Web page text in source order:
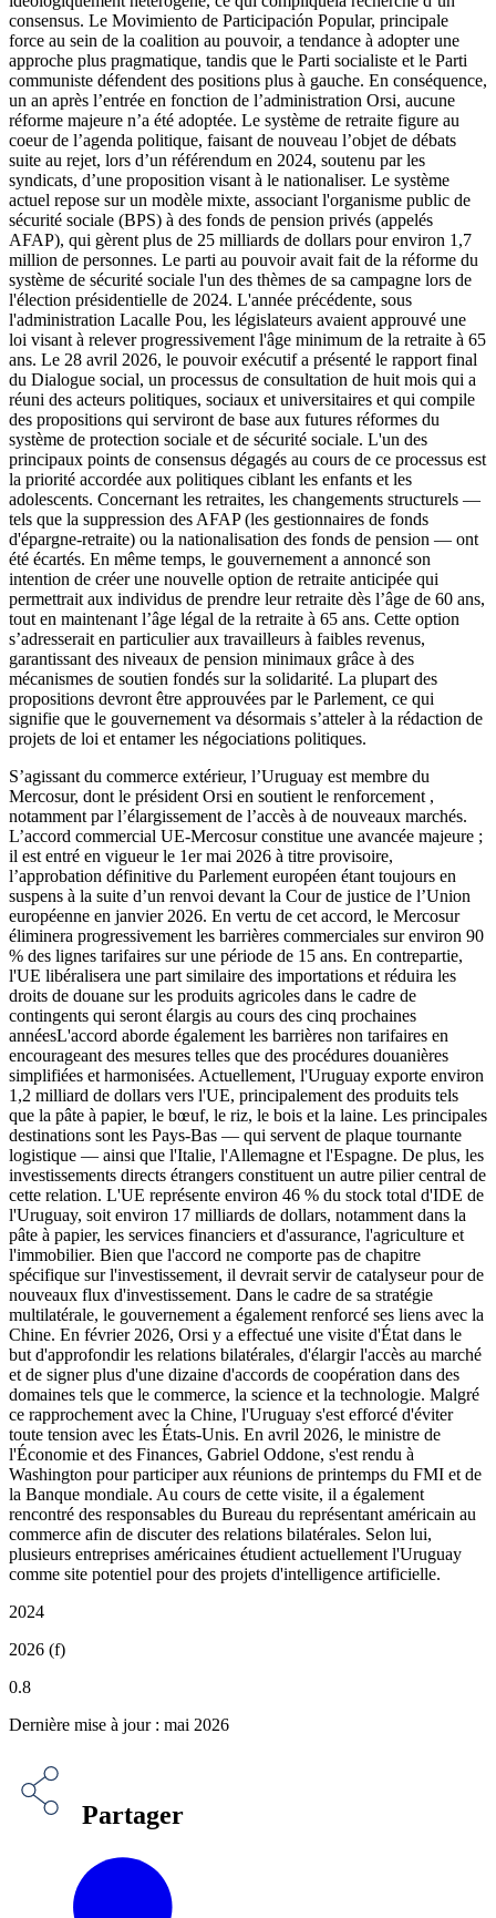
consensus. Le Movimiento de Participación Popular, principale
force au sein de la coalition au pouvoir, a tendance à adopter une
approche plus pragmatique, tandis que le Parti socialiste et le Parti
communiste défendent des positions plus à gauche. En conséquence,
un an après l’entrée en fonction de l’administration Orsi, aucune
réforme majeure n’a été adoptée. Le système de retraite figure au
coeur de l’agenda politique, faisant de nouveau l’objet de débats
suite au rejet, lors d’un référendum en 2024, soutenu par les
syndicats, d’une proposition visant à le nationaliser. Le système
actuel repose sur un modèle mixte, associant l'organisme public de
sécurité sociale (BPS) à des fonds de pension privés (appelés
AFAP), qui gèrent plus de 25 milliards de dollars pour environ 1,7
million de personnes. Le parti au pouvoir avait fait de la réforme du
système de sécurité sociale l'un des thèmes de sa campagne lors de
l'élection présidentielle de 2024. L'année précédente, sous
l'administration Lacalle Pou, les législateurs avaient approuvé une
loi visant à relever progressivement l'âge minimum de la retraite à 65
ans. Le 28 avril 2026, le pouvoir exécutif a présenté le rapport final
du Dialogue social, un processus de consultation de huit mois qui a
réuni des acteurs politiques, sociaux et universitaires et qui compile
des propositions qui serviront de base aux futures réformes du
système de protection sociale et de sécurité sociale. L'un des
principaux points de consensus dégagés au cours de ce processus est
la priorité accordée aux politiques ciblant les enfants et les
adolescents. Concernant les retraites, les changements structurels —
tels que la suppression des AFAP (les gestionnaires de fonds
d'épargne-retraite) ou la nationalisation des fonds de pension — ont
été écartés. En même temps, le gouvernement a annoncé son
intention de créer une nouvelle option de retraite anticipée qui
permettrait aux individus de prendre leur retraite dès l’âge de 60 ans,
tout en maintenant l’âge légal de la retraite à 65 ans. Cette option
s’adresserait en particulier aux travailleurs à faibles revenus,
garantissant des niveaux de pension minimaux grâce à des
mécanismes de soutien fondés sur la solidarité. La plupart des
propositions devront être approuvées par le Parlement, ce qui
signifie que le gouvernement va désormais s’atteler à la rédaction de
projets de loi et entamer les négociations politiques.
S’agissant du commerce extérieur, l’Uruguay est membre du
Mercosur, dont le président Orsi en soutient le renforcement ,
notamment par l’élargissement de l’accès à de nouveaux marchés.
L’accord commercial UE-Mercosur constitue une avancée majeure ;
il est entré en vigueur le 1er mai 2026 à titre provisoire,
l’approbation définitive du Parlement européen étant toujours en
suspens à la suite d’un renvoi devant la Cour de justice de l’Union
européenne en janvier 2026. En vertu de cet accord, le Mercosur
éliminera progressivement les barrières commerciales sur environ 90
% des lignes tarifaires sur une période de 15 ans. En contrepartie,
l'UE libéralisera une part similaire des importations et réduira les
droits de douane sur les produits agricoles dans le cadre de
contingents qui seront élargis au cours des cinq prochaines
annéesL'accord aborde également les barrières non tarifaires en
encourageant des mesures telles que des procédures douanières
simplifiées et harmonisées. Actuellement, l'Uruguay exporte environ
1,2 milliard de dollars vers l'UE, principalement des produits tels
que la pâte à papier, le bœuf, le riz, le bois et la laine. Les principales
destinations sont les Pays-Bas — qui servent de plaque tournante
logistique — ainsi que l'Italie, l'Allemagne et l'Espagne. De plus, les
investissements directs étrangers constituent un autre pilier central de
cette relation. L'UE représente environ 46 % du stock total d'IDE de
l'Uruguay, soit environ 17 milliards de dollars, notamment dans la
pâte à papier, les services financiers et d'assurance, l'agriculture et
l'immobilier. Bien que l'accord ne comporte pas de chapitre
spécifique sur l'investissement, il devrait servir de catalyseur pour de
nouveaux flux d'investissement. Dans le cadre de sa stratégie
multilatérale, le gouvernement a également renforcé ses liens avec la
Chine. En février 2026, Orsi y a effectué une visite d'État dans le
but d'approfondir les relations bilatérales, d'élargir l'accès au marché
et de signer plus d'une dizaine d'accords de coopération dans des
domaines tels que le commerce, la science et la technologie. Malgré
ce rapprochement avec la Chine, l'Uruguay s'est efforcé d'éviter
toute tension avec les États-Unis. En avril 2026, le ministre de
l'Économie et des Finances, Gabriel Oddone, s'est rendu à
Washington pour participer aux réunions de printemps du FMI et de
la Banque mondiale. Au cours de cette visite, il a également
rencontré des responsables du Bureau du représentant américain au
commerce afin de discuter des relations bilatérales. Selon lui,
plusieurs entreprises américaines étudient actuellement l'Uruguay
comme site potentiel pour des projets d'intelligence artificielle.
2024
2026 (f)
0.8
Dernière mise à jour : mai 2026
Partager